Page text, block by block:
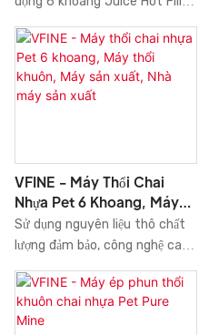
phẩm tương tự trên thị trường,
máy có những ưu điểm vượt
trội không gì sánh kịp về hiệu
suất, chất lượng, ngoại hình,
VFINE - Máy Thổi Chai
Nhựa Pet 6 Khoang, Máy
Thổi Khuôn, Máy Sản Xuất,
Nhà Máy Sản Xuất
Sử dụng nguyên liệu thô chất
lượng đảm bảo, công nghệ cao
chúng tôi đảm bảo Máy thổi
chai nhựa Pet 6 khoang, Máy
thổi khuôn, Máy thổi chai nhựa